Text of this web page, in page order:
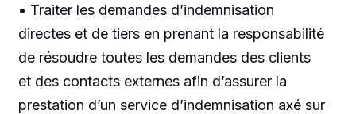
• Traiter les demandes d’indemnisation
directes et de tiers en prenant la responsabilité
de résoudre toutes les demandes des clients
et des contacts externes afin d’assurer la
prestation d’un service d’indemnisation axé sur